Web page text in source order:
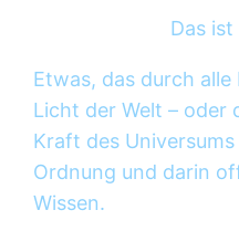
Das
Etwas, das durch
Licht der Welt – oder
Kraft des Universums
Ordnung und darin
Wissen.